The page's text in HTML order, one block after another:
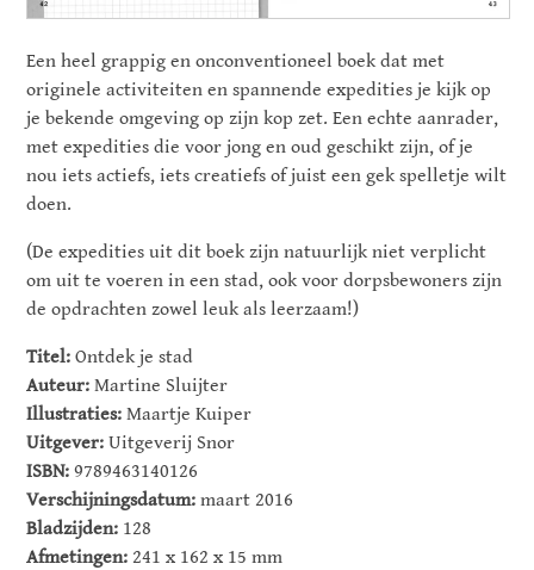
Een heel grappig en onconventioneel boek dat met
originele activiteiten en spannende expedities je kijk op
je bekende omgeving op zijn kop zet. Een echte aanrader,
met expedities die voor jong en oud geschikt zijn, of je
nou iets actiefs, iets creatiefs of juist een gek spelletje wilt
doen.
(De expedities uit dit boek zijn natuurlijk niet verplicht
om uit te voeren in een stad, ook voor dorpsbewoners zijn
de opdrachten zowel leuk als leerzaam!)
Titel: Ontdek je stad
Auteur: Martine Sluijter
Illustraties: Maartje Kuiper
Uitgever: Uitgeverij Snor
ISBN: 9789463140126
Verschijningsdatum: maart 2016
Bladzijden: 128
Afmetingen: 241 x 162 x 15 mm